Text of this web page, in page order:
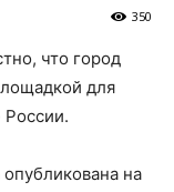
350
что город
для
России.
на